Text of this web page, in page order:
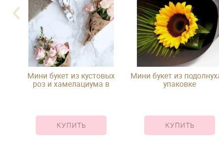
Мини букет из кустовых
роз и хамелациума в
КУПИТЬ
Мини букет из
упаковке
КУПИТЬ